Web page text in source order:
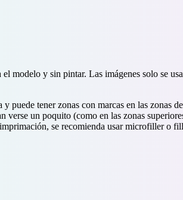
modelo y sin pintar. Las imágenes solo se
tener zonas con marcas en las zonas
un poquito (como en las zonas
se recomienda usar microfiller o